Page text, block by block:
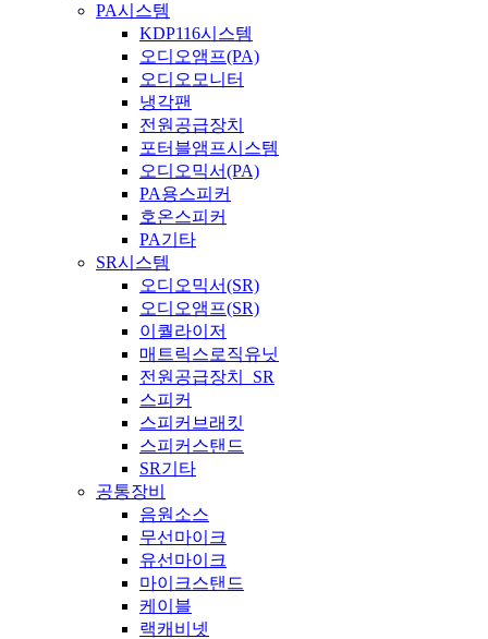
PA시스템
KDP116시스템
오디오앰프(PA)
오디오모니터
냉각팬
전원공급장치
포터블앰프시스템
오디오믹서(PA)
PA용스피커
호온스피커
PA기타
SR시스템
오디오믹서(SR)
오디오앰프(SR)
이퀄라이저
매트릭스로직유닛
전원공급장치_SR
스피커
스피커브래킷
스피커스탠드
SR기타
공통장비
음원소스
무선마이크
유선마이크
마이크스탠드
케이블
랙캐비넷